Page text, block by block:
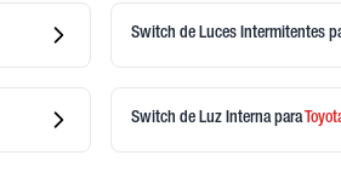
Switch de Luces Intermitentes
Switch de Luz Interna para